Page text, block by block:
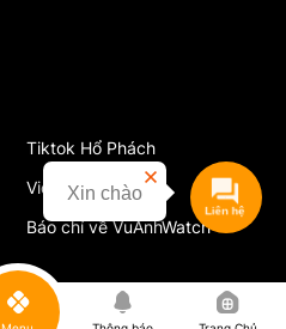
Tiktok Hổ Phách
Video cửa hàng
Báo chí về VuAnhWatch
Xin chào